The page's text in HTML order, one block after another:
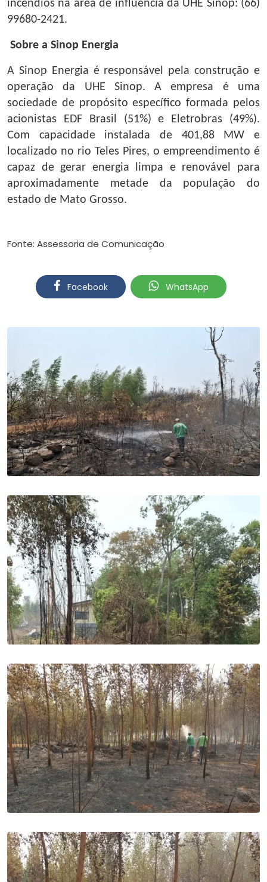
incêndios na área de influência da UHE Sinop: (66)
99680-2421.
Sobre a Sinop Energia
A Sinop Energia é responsável pela construção e
operação da UHE Sinop. A empresa é uma
sociedade de propósito específico formada pelos
acionistas EDF Brasil (51%) e Eletrobras (49%).
Com capacidade instalada de 401,88 MW e
localizado no rio Teles Pires, o empreendimento é
capaz de gerar energia limpa e renovável para
aproximadamente metade da população do
estado de Mato Grosso.
Fonte: Assessoria de Comunicação
Facebook WhatsApp